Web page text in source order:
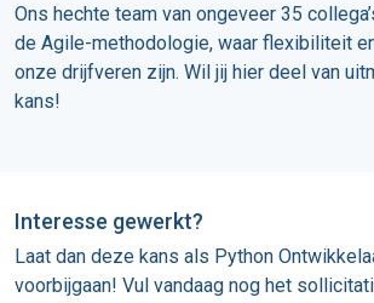
Ons hechte team van ongeveer 35
de Agile-methodologie, waar flexibiliteit
onze drijfveren zijn. Wil jij hier deel van
kans!
Interesse gewerkt?
Laat dan deze kans als Python
voorbijgaan! Vul vandaag nog het